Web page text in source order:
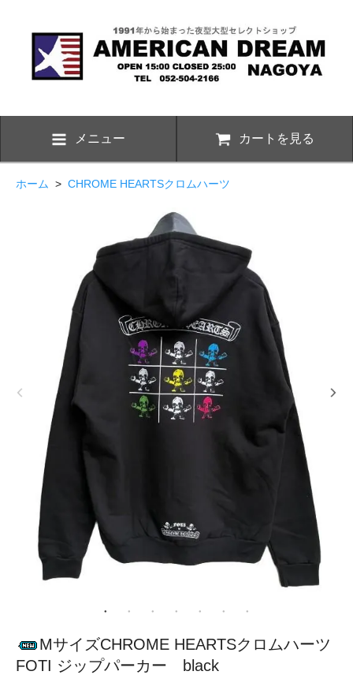
メニュー カートを見る
ホーム > CHROME HEARTSクロムハーツ
MサイズCHROME HEARTSクロムハーツ
FOTI ジップパーカー black